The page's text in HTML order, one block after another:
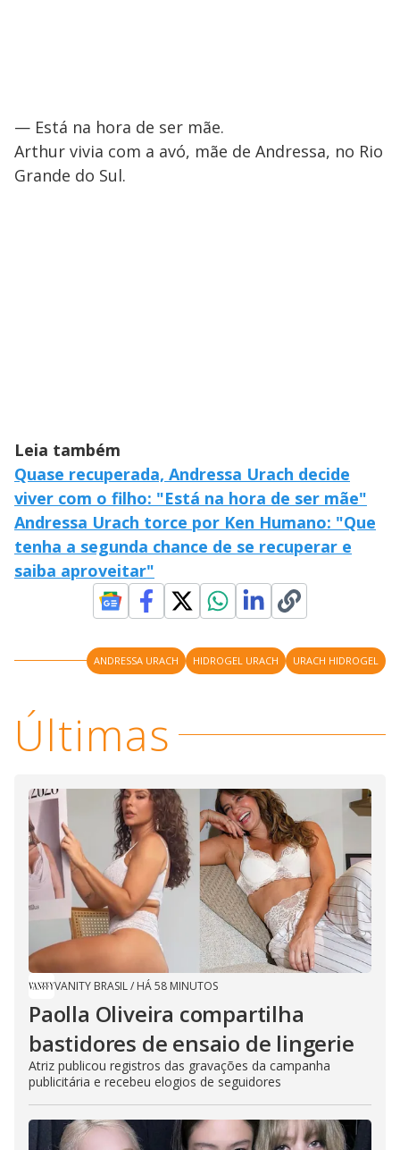
— Está na hora de ser mãe.
Arthur vivia com a avó, mãe de Andressa, no Rio
Grande do Sul.
Leia também
Quase recuperada, Andressa Urach decide
viver com o filho: "Está na hora de ser mãe"
Andressa Urach torce por Ken Humano: "Que
tenha a segunda chance de se recuperar e
saiba aproveitar"
ANDRESSA URACH HIDROGEL URACH URACH HIDROGEL
Últimas
VANITY BRASIL/ HÁ 58 MINUTOS
Paolla Oliveira compartilha
bastidores de ensaio de lingerie
Atriz publicou registros das gravações da campanha
publicitária e recebeu elogios de seguidores